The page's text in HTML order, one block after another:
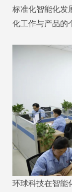
标准化智能化发
化工作与产品的
环球科技在智能